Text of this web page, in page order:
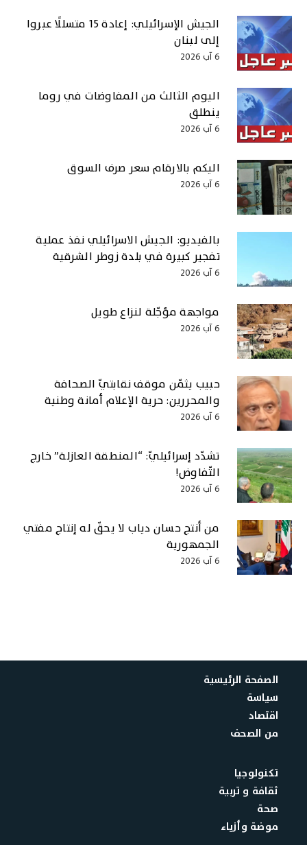
الجيش الإسرائيلي: إعادة 15 متسللًا عبروا
إلى لبنان
6 آب 2026
اليوم الثالث من المفاوضات في روما
ينطلق
6 آب 2026
اليكم بالارقام سعر صرف السوق
6 آب 2026
بالفيديو: الجيش الاسرائيلي نفذ عملية
تفجير كبيرة في بلدة زوطر الشرقية
6 آب 2026
مواجهة مؤجّلة لنزاع طويل
6 آب 2026
حبيب يثمّن موقف نقابتيّ الصحافة
والمحررين: حرية الإعلام أمانة وطنية
6 آب 2026
تشدّد إسرائيليّ: “المنطقة العازلة” خارج
التّفاوض!
6 آب 2026
من أنتج حسان دياب لا يحقّ له إنتاج مفتي
الجمهورية
6 آب 2026
الصفحة الرئيسية
سياسة
اقتصاد
من الصحف
تكنولوجيا
ثقافة و تربية
صحة
موضة وأزياء